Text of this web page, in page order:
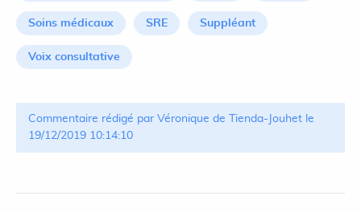
Soins médicaux SRE Suppléant
Voix consultative
Commentaire rédigé par Véronique de Tienda-Jouhet le
19/12/2019 10:14:10